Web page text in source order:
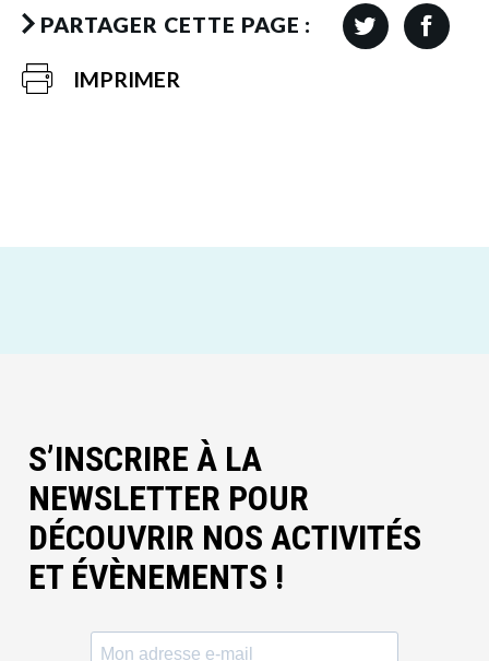
PARTAGER CETTE PAGE :
IMPRIMER
S’INSCRIRE À LA
NEWSLETTER POUR
DÉCOUVRIR NOS ACTIVITÉS
ET ÉVÈNEMENTS !